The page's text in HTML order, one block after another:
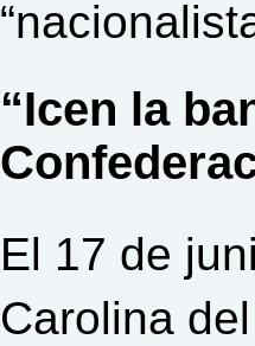
“Icen la
El 17 de
Carolina